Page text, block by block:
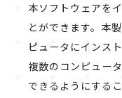
本ソフトウェアを
とができます。本
ピュータにインス
複数のコンピュー
できるようにする